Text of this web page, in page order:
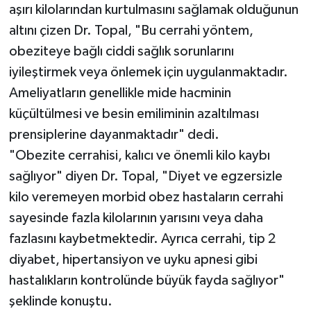
aşırı kilolarından kurtulmasını sağlamak olduğunun
altını çizen Dr. Topal, "Bu cerrahi yöntem,
obeziteye bağlı ciddi sağlık sorunlarını
iyileştirmek veya önlemek için uygulanmaktadır.
Ameliyatların genellikle mide hacminin
küçültülmesi ve besin emiliminin azaltılması
prensiplerine dayanmaktadır" dedi.
"Obezite cerrahisi, kalıcı ve önemli kilo kaybı
sağlıyor" diyen Dr. Topal, "Diyet ve egzersizle
kilo veremeyen morbid obez hastaların cerrahi
sayesinde fazla kilolarının yarısını veya daha
fazlasını kaybetmektedir. Ayrıca cerrahi, tip 2
diyabet, hipertansiyon ve uyku apnesi gibi
hastalıkların kontrolünde büyük fayda sağlıyor"
şeklinde konuştu.